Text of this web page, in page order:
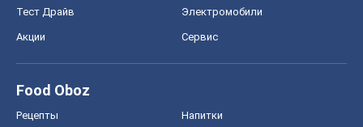
Тест Драйв Электромобили
Акции Сервис
Food Oboz
Рецепты Напитки